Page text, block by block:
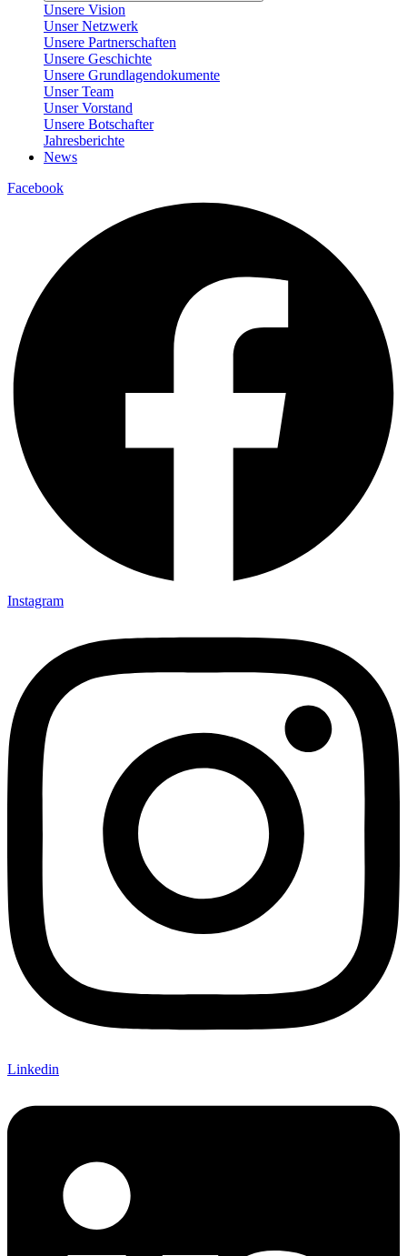
Unsere Vision
Unser Netzwerk
Unsere Partnerschaften
Unsere Geschichte
Unsere Grundlagendokumente
Unser Team
Unser Vorstand
Unsere Botschafter
Jahresberichte
News
Facebook
Instagram
Linkedin